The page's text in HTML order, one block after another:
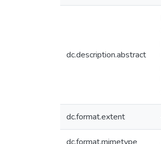
dc.description.abstract
dc.format.extent